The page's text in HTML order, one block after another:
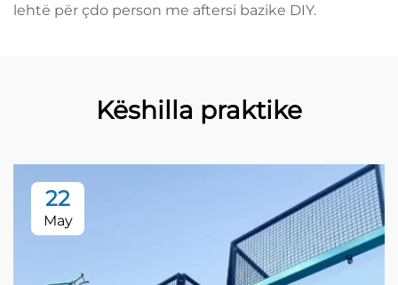
lehtë për çdo person me aftersi bazike DIY.
Këshilla praktike
22
May